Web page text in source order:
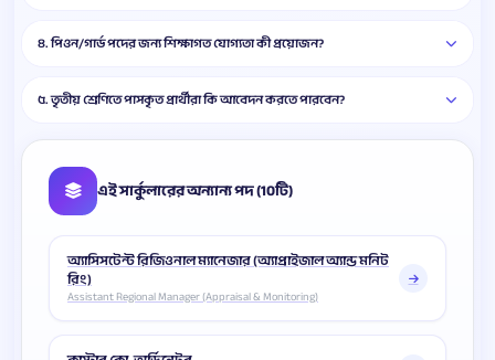
৪. পিওন/গার্ড পদের জন্য শিক্ষাগত যোগ্যতা কী প্রয়োজন?
৫. তৃতীয় শ্রেণিতে পাসকৃত প্রার্থীরা কি আবেদন করতে পারবেন?
এই সার্কুলারের অন্যান্য পদ (10টি)
অ্যাসিসটেন্ট রিজিওনাল ম্যানেজার (অ্যাপ্রাইজাল অ্যান্ড মনিট
রিং)
Assistant Regional Manager (Appraisal & Monitoring)